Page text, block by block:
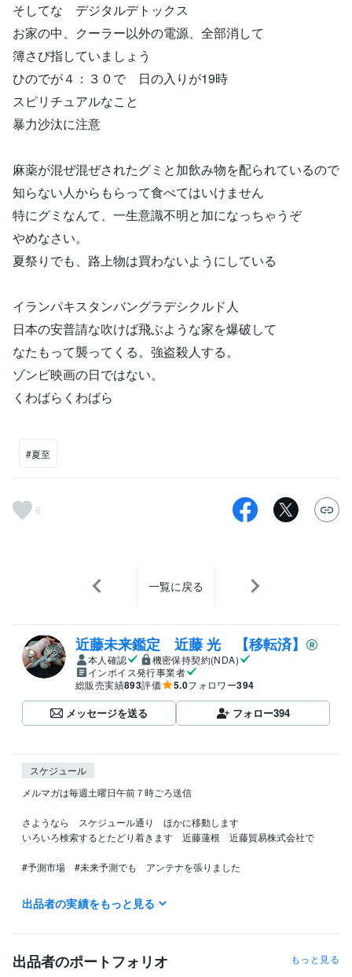
そしてな デジタルデトックス
お家の中、クーラー以外の電源、全部消して
簿さび指していましょう
ひのでが４：３０で 日の入りが19時
スピリチュアルなこと
暴力沙汰に注意
麻薬が混ぜ混ぜされたグミと加飲み物を配られているので
知らない人からもらって食べてはいけません
特にグミなんて、一生意識不明と加になっちゃうぞ
やめなさい。
夏祭りでも、路上物は買わないようにしている
イランパキスタンバングラデシクルド人
日本の安普請な吹けば飛ぶような家を爆破して
なたもって襲ってくる。強盗殺人する。
ゾンビ映画の日ではない。
くわばらくわばら
#夏至
6
一覧に戻る
近藤未来鑑定 近藤 光 【移転済】
本人確認
機密保持契約(NDA)
インボイス発行事業者
総販売実績893評価 5.0フォロワー394
メッセージを送る フォロー394
スケジュール
メルマガは毎週土曜日午前７時ごろ送信
さようなら　スケジュール通り　ほかに移動します
いろいろ検索するとたどり着きます　近藤蓮根　近藤貿易株式会社で
#予測市場　#未来予測でも　アンテナを張りました
今後デリバティブのための予測に軸足を動かします
マスゴミへ
マスゴミから依頼される取材　出演　全拒否
出品者の実績をもっと見る
出品者のポートフォリオ もっと見る